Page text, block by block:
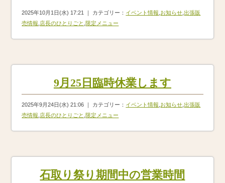
2025年10月1日(水) 17:21 ｜ カテゴリー： イベント情報 お知らせ ,出張販
売情報 店長のひとりごと 限定メニュー
9月25日臨時休業します
2025年9月24日(水) 21:06 ｜ カテゴリー： イベント情報 お知らせ ,出張販
売情報 店長のひとりごと 限定メニュー
石取り祭り期間中の営業時間